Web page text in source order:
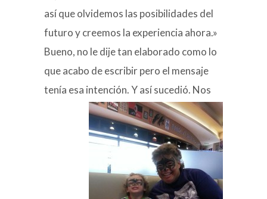
así que olvidemos las posibilidades del
futuro y creemos la experiencia ahora.»
Bueno, no le dije tan elaborado como lo
que acabo de escribir pero el mensaje
tenía esa intención. Y así sucedió. Nos